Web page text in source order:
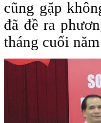
cũng gặp
đã đề ra
tháng cuối